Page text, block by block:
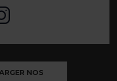
NOS